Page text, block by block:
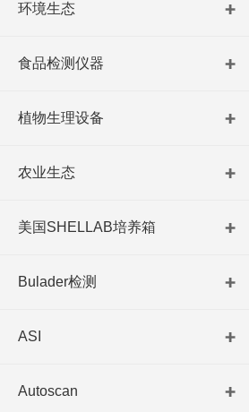
环境生态
食品检测仪器
植物生理设备
农业生态
美国SHELLAB培养箱
Bulader检测
ASI
Autoscan